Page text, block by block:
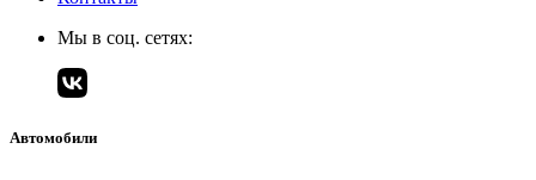
Мы в соц. сетях:
Автомобили